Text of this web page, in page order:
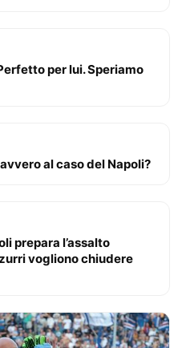
per lui. Speriamo
al caso del Napoli?
prepara l’assalto
vogliono chiudere